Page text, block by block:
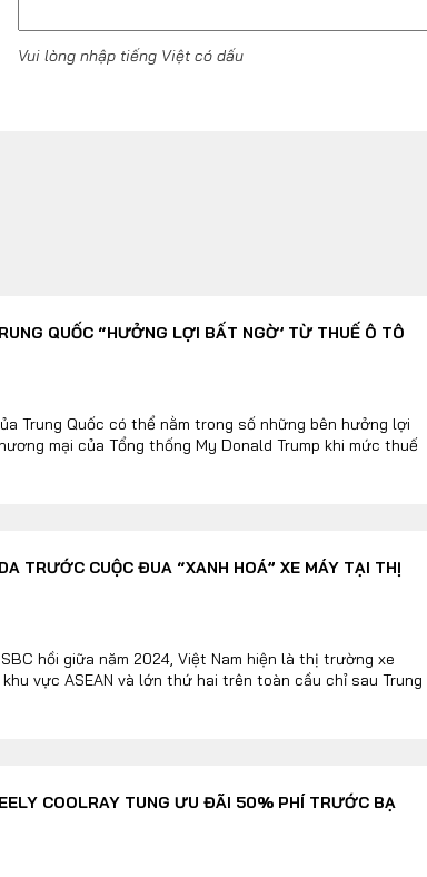
Vui lòng nhập tiếng Việt có dấu
QUỐC “HƯỞNG LỢI BẤT NGỜ’ TỪ THUẾ Ô TÔ
Trung Quốc có thể nằm trong số những bên hưởng lợi
mại của Tổng thống My Donald Trump khi mức thuế
TRƯỚC CUỘC ĐUA “XANH HOÁ” XE MÁY TẠI THỊ
hồi giữa năm 2024, Việt Nam hiện là thị trường xe
vực ASEAN và lớn thứ hai trên toàn cầu chỉ sau Trung
COOLRAY TUNG ƯU ĐÃI 50% PHÍ TRƯỚC BẠ